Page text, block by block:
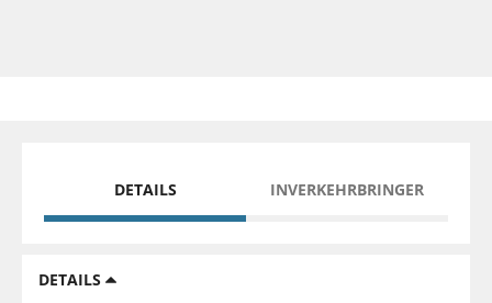
DETAILS INVERKEHRBRINGER
DETAILS